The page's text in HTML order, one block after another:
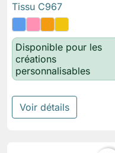
Tissu C967
Disponible pour les
créations
personnalisables
Voir détails